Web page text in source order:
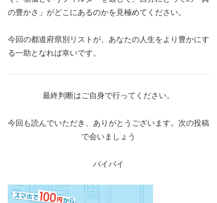
の豊かさ」がどこにあるのかを見極めてください。
今回の都道府県別リストが、あなたの人生をより豊かにす
る一助となれば幸いです。
最終判断はご自身で行ってください。
今回も読んでいただき、ありがとうございます。次の投稿
で会いましょう
バイバイ